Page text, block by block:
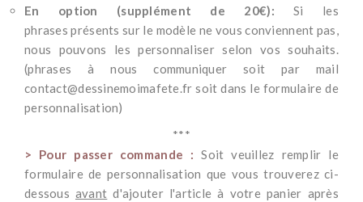
En option (supplément de 20€): Si les
phrases présents sur le modèle ne vous conviennent pas,
nous pouvons les personnaliser selon vos souhaits.
(phrases à nous communiquer soit par mail
contact@dessinemoimafete.fr soit dans le formulaire de
personnalisation)
***
> Pour passer commande : Soit veuillez remplir le
formulaire de personnalisation que vous trouverez ci-
dessous avant d'ajouter l'article à votre panier après